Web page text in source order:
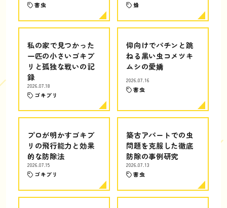
害虫 蜂
私の家で見つかった
一匹の小さいゴキブ
リと孤独な戦いの記
録
2026.07.18
ゴキブリ
仰向けでパチンと跳
ねる黒い虫コメツキ
ムシの愛嬌
2026.07.16
害虫
プロが明かすゴキブ
リの飛行能力と効果
的な防除法
2026.07.15
ゴキブリ
築古アパートでの虫
問題を克服した徹底
防除の事例研究
2026.07.13
害虫